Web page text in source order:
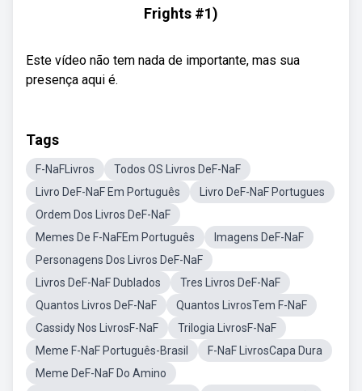
Frights #1)
Este vídeo não tem nada de importante, mas sua
presença aqui é.
Tags
F-NaFLivros
Todos OS Livros DeF-NaF
Livro DeF-NaF Em Português
Livro DeF-NaF Portugues
Ordem Dos Livros DeF-NaF
Memes De F-NaFEm Português
Imagens DeF-NaF
Personagens Dos Livros DeF-NaF
Livros DeF-NaF Dublados
Tres Livros DeF-NaF
Quantos Livros DeF-NaF
Quantos LivrosTem F-NaF
Cassidy Nos LivrosF-NaF
Trilogia LivrosF-NaF
Meme F-NaF Português-Brasil
F-NaF LivrosCapa Dura
Meme DeF-NaF Do Amino